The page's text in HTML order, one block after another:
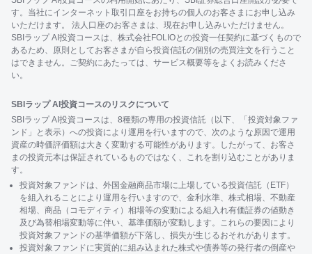
す。当社にインターネット取引口座をお持ちの個人のお客さまにお申し込み
いただけます。 法人口座のお客さまは、現在お申し込みいただけません。
SBIラップ AI投資コースは、株式会社FOLIOとの投資一任契約に基づくもので
あるため、原則としてお客さまが自ら投資信託の個別の売買注文を行うこと
はできません。ご契約にあたっては、サービス概要等をよくお読みくださ
い。
SBIラップ AI投資コースのリスクについて
SBIラップ AI投資コースは、8種類の専用の投資信託（以下、「投資対象ファ
ンド」と表示）への投資により運用を行いますので、次のような原因で運用
資産の時価評価額は大きく変動する可能性があります。したがって、お客さ
まの投資元本は保証されているものではなく、これを割り込むことがありま
す。
投資対象ファンドは、外国金融商品市場に上場している投資信託（ETF）
を組入れることにより運用を行いますので、金利水準、株式相場、不動産
相場、商品（コモディティ）相場等の変動による組入れ有価証券の値動き
及び為替相場変動等に伴い、基準価額が変動します。これらの要因により
投資対象ファンドの基準価額が下落し、損失が生じるおそれがあります。
投資対象ファンドに実質的に組み込まれた株式や債券等の発行者の倒産や